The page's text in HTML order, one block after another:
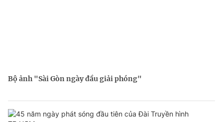
Bộ ảnh "Sài Gòn ngày đầu giải phóng"